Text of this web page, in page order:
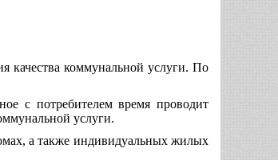
качества коммунальной услуги. По
с потребителем время проводит
услуги.
а также индивидуальных жилых